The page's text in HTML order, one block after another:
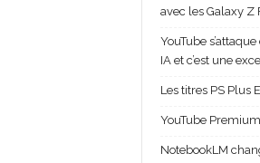
avec les Galaxy
YouTube
IA et c’est une
Les titres PS Plus
YouTube
NotebookLM